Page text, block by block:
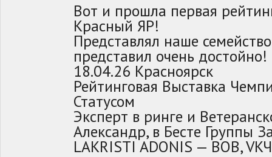
Вот и прошла первая
Красный ЯР!
Представлял наше
представил очень достойно!
18.04.26 Красноярск
Рейтинговая Выставка
Статусом
Эксперт в ринге и
Александр, в Бесте Группы
LAKRISTI ADONIS — BOB,